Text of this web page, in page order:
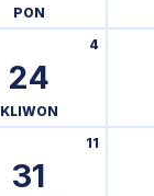
PON
24
4
KLIWON
31
11